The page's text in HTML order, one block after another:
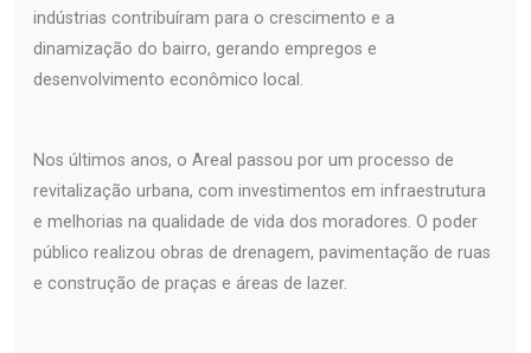
indústrias contribuíram para o crescimento e a
dinamização do bairro, gerando empregos e
desenvolvimento econômico local.
Nos últimos anos, o Areal passou por um processo de
revitalização urbana, com investimentos em infraestrutura
e melhorias na qualidade de vida dos moradores. O poder
público realizou obras de drenagem, pavimentação de ruas
e construção de praças e áreas de lazer.